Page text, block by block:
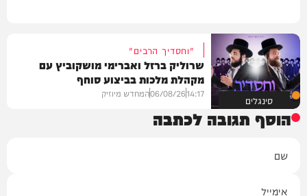
סינגלים
"וחסדיך הרבים"
שרוליק ברזל ואברימי מושקוביץ עם
מקהלת מלכות בביצוע סוחף
14:17
06/08/26המחדש מיוזיק
הוסף תגובה לכתבה